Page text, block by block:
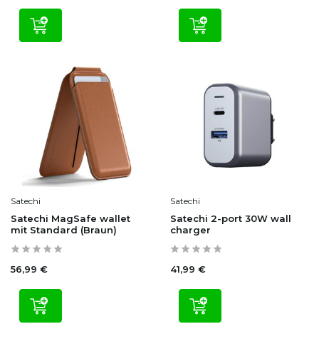
Satechi
Satechi MagSafe wallet
mit Standard (Braun)
56,99 €
Satechi
Satechi 2-port 30W wall
charger
41,99 €